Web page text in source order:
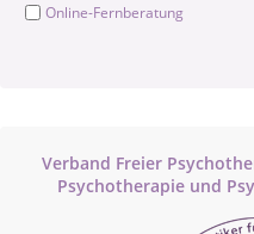
Online-Fernberatung
Verband Freier
Psychotherapie und